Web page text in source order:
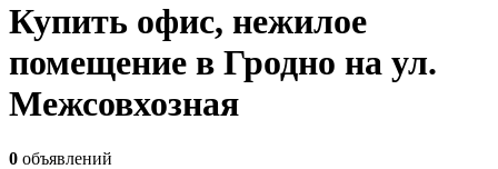
Купить офис, нежилое
помещение в Гродно на ул.
Межсовхозная
0 объявлений